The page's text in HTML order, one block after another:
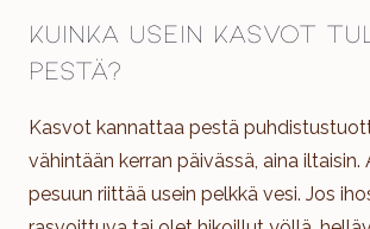
Kuinka usein kasvot
pestä?
Kasvot kannattaa pestä
vähintään kerran päivässä, aina iltaisin.
pesuun riittää usein pelkkä vesi. Jos